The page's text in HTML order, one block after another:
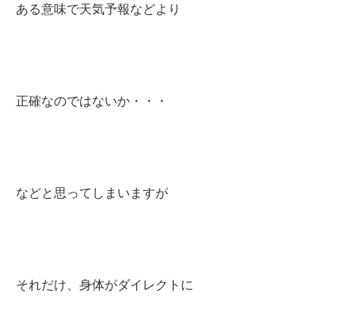
ある意味で天気予報などより
正確なのではないか・・・
などと思ってしまいますが
それだけ、身体がダイレクトに